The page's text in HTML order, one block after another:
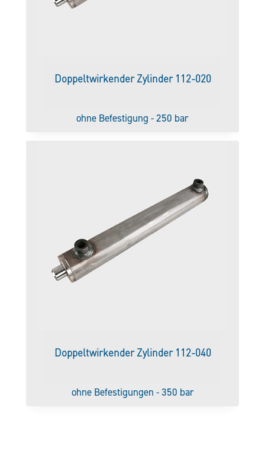
Doppeltwirkender Zylinder 112-020
ohne Befestigung - 250 bar
Doppeltwirkender Zylinder 112-040
ohne Befestigungen - 350 bar